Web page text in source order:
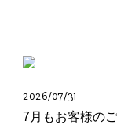
2026/07/31
7月もお客様の